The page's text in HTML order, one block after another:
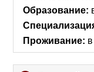
Образование:
Проживание: